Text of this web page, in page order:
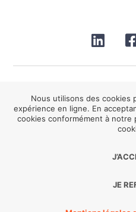
2026® Be
Nous utilisons des cookies
expérience en ligne. En
cookies conformément à
JE